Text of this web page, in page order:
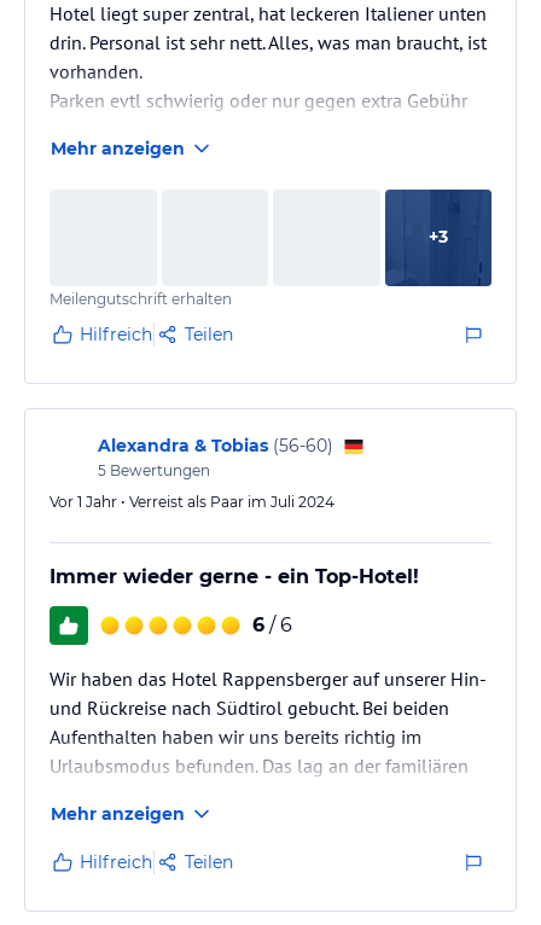
Hotel liegt super zentral, hat leckeren Italiener unten
drin. Personal ist sehr nett. Alles, was man braucht, ist
vorhanden.
Parken evtl schwierig oder nur gegen extra Gebühr
Mehr anzeigen
+3
Meilengutschrift erhalten
Hilfreich Teilen
Alexandra & Tobias (56-60)
5 Bewertungen
Vor 1 Jahr • Verreist als Paar im Juli 2024
Immer wieder gerne - ein Top-Hotel!
6 / 6
Wir haben das Hotel Rappensberger auf unserer Hin-
und Rückreise nach Südtirol gebucht. Bei beiden
Aufenthalten haben wir uns bereits richtig im
Urlaubsmodus befunden. Das lag an der familiären
hervorragend (neu) ausgebauten Zimmern.
Begeistert hat uns die aufmerksame Betreuung durch
die Hotel- und Restaurantleitung sowie durch das
weitere Personal an der Rezeption und im Restaurant.
Mehr anzeigen
Hilfreich Teilen